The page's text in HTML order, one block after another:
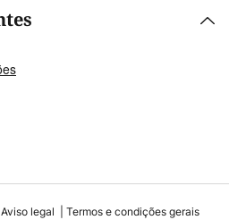
Aviso legal
Termos e condições gerais